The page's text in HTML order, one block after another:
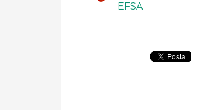
EFSA